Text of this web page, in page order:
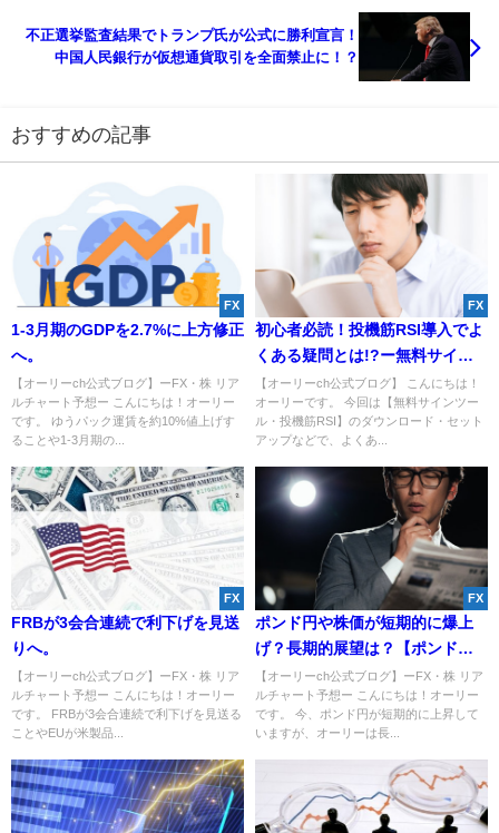
不正選挙監査結果でトランプ氏が公式に勝利宣言！
中国人民銀行が仮想通貨取引を全面禁止に！？
おすすめの記事
FX
1-3月期のGDPを2.7%に上方修正
へ。
【オーリーch公式ブログ】ーFX・株 リア
ルチャート予想ー こんにちは！オーリー
です。 ゆうパック運賃を約10%値上げす
ることや1-3月期の...
FX
初心者必読！投機筋RSI導入でよ
くある疑問とは!?ー無料サイン
ツールー
【オーリーch公式ブログ】 こんにちは！
オーリーです。 今回は【無料サインツー
ル・投機筋RSI】のダウンロード・セット
アップなどで、よくあ...
FX
FRBが3会合連続で利下げを見送
りへ。
【オーリーch公式ブログ】ーFX・株 リア
ルチャート予想ー こんにちは！オーリー
です。 FRBが3会合連続で利下げを見送る
ことやEUが米製品...
FX
ポンド円や株価が短期的に爆上
げ？長期的展望は？【ポンド円
予想・2019】
【オーリーch公式ブログ】ーFX・株 リア
ルチャート予想ー こんにちは！オーリー
です。 今、ポンド円が短期的に上昇して
いますが、オーリーは長...